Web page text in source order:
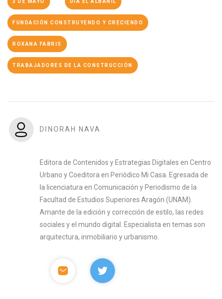
3 DE MAYO DÍA EL ALBAÑIL
FUNDACIÓN CONSTRUYENDO Y CRECIENDO
ROXANA FABRIS
TRABAJADORES DE LA CONSTRUCCIÓN
DINORAH NAVA
Editora de Contenidos y Estrategias Digitales en Centro
Urbano y Coeditora en Periódico Mi Casa. Egresada de
la licenciatura en Comunicación y Periodismo de la
Facultad de Estudios Superiores Aragón (UNAM).
Amante de la edición y corrección de estilo, las redes
sociales y el mundo digital. Especialista en temas son
arquitectura, inmobiliario y urbanismo.